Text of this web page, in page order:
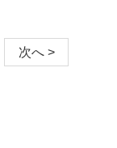
次へ >